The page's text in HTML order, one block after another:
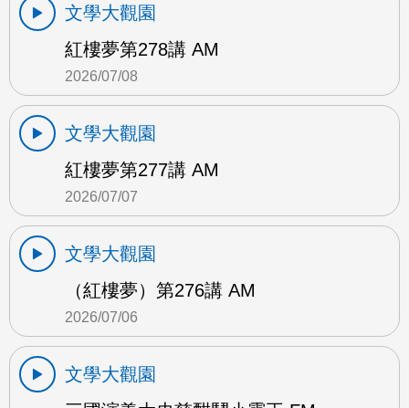
文學大觀園
紅樓夢第278講 AM
2026/07/08
文學大觀園
紅樓夢第277講 AM
2026/07/07
文學大觀園
（紅樓夢）第276講 AM
2026/07/06
文學大觀園